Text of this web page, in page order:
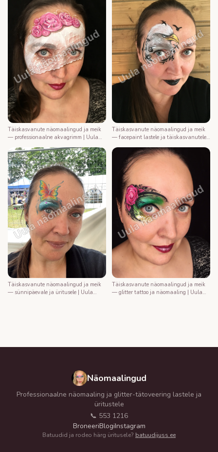
Täiskasvanute näomaalingud ja meik
— professionaalne akvagrimm | Uula
Täiskasvanute näomaalingud ja meik
— facepaint lastele ja täiskasvanutele |
Täiskasvanute näomaalingud ja meik
— sünnipäevale ja üritusele | Uula
Täiskasvanute näomaalingud ja meik
— glitter tattoo ja näomaaling | Uula
Näomaalingud
Professionaalne näomaaling ja glitter-tätoveering lastele ja
üritustele
📞 553 1216
BroneeriBlogiInstagram
Batuudid ja rodeo härg üritusele? batuudijuss.ee